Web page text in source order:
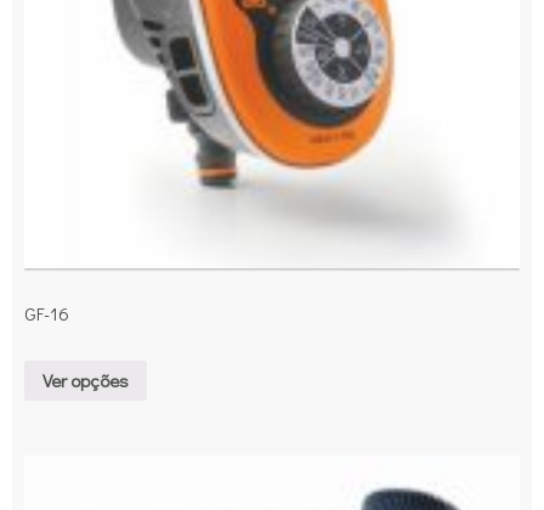
GF-16
Ver opções